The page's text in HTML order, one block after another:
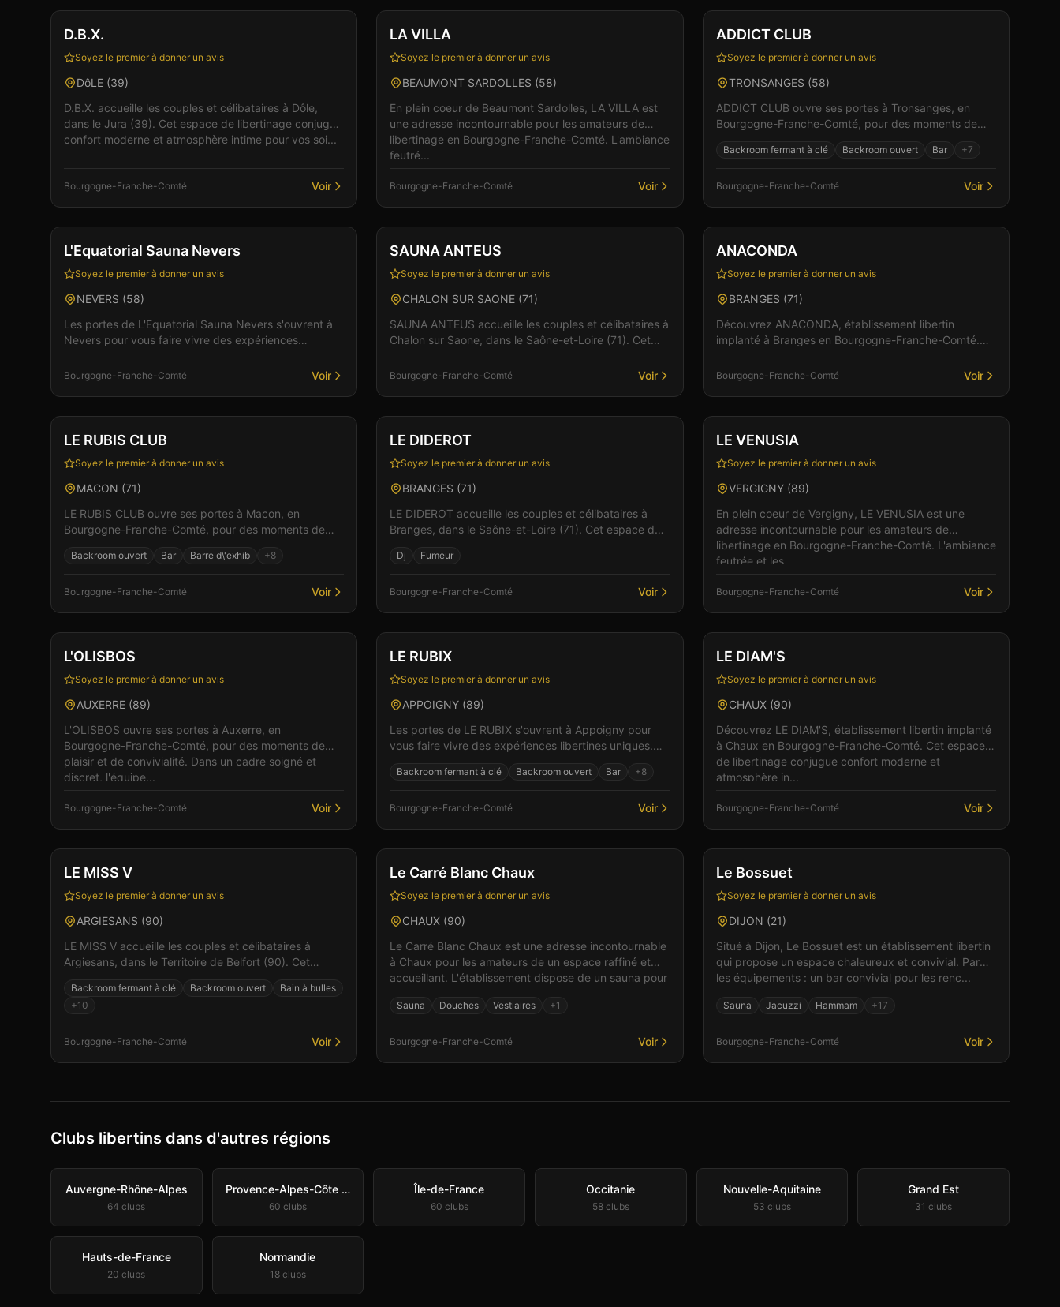
D.B.X.
Soyez le premier à donner un avis
DôLE (39)
D.B.X. accueille les couples et célibataires à Dôle,
dans le Jura (39). Cet espace de libertinage conjugue
confort moderne et atmosphère intime pour vos soi...
Bourgogne-Franche-Comté Voir
LA VILLA
Soyez le premier à donner un avis
BEAUMONT SARDOLLES (58)
En plein coeur de Beaumont Sardolles, LA VILLA est
une adresse incontournable pour les amateurs de
libertinage en Bourgogne-Franche-Comté. L'ambiance
feutré...
Bourgogne-Franche-Comté Voir
ADDICT CLUB
Soyez le premier à donner un avis
TRONSANGES (58)
ADDICT CLUB ouvre ses portes à Tronsanges, en
Bourgogne-Franche-Comté, pour des moments de
discret, l'éq...
Backroom fermant à clé Backroom ouvert Bar +7
Bourgogne-Franche-Comté Voir
Club Sauna +3
L'Equatorial Sauna Nevers
Soyez le premier à donner un avis
NEVERS (58)
Les portes de L'Equatorial Sauna Nevers s'ouvrent à
Nevers pour vous faire vivre des expériences
son am...
Bourgogne-Franche-Comté Voir
Club Sauna
SAUNA ANTEUS
Soyez le premier à donner un avis
CHALON SUR SAONE (71)
SAUNA ANTEUS accueille les couples et célibataires à
Chalon sur Saone, dans le Saône-et-Loire (71). Cet
at...
Bourgogne-Franche-Comté Voir
Club Sauna +3
ANACONDA
Soyez le premier à donner un avis
BRANGES (71)
Découvrez ANACONDA, établissement libertin
implanté à Branges en Bourgogne-Franche-Comté.
et atmosphère i...
Bourgogne-Franche-Comté Voir
Club Sauna +3
LE RUBIS CLUB
Soyez le premier à donner un avis
MACON (71)
LE RUBIS CLUB ouvre ses portes à Macon, en
Bourgogne-Franche-Comté, pour des moments de
et l'intim...
Backroom ouvert Bar Barre d\'exhib +8
Bourgogne-Franche-Comté Voir
Club Sauna +1
LE DIDEROT
Soyez le premier à donner un avis
BRANGES (71)
LE DIDEROT accueille les couples et célibataires à
Branges, dans le Saône-et-Loire (71). Cet espace de
in...
Dj Fumeur
Bourgogne-Franche-Comté Voir
Club Restaurant +2
LE VENUSIA
Soyez le premier à donner un avis
VERGIGNY(89)
En plein coeur de Vergigny, LE VENUSIA est une
adresse incontournable pour les amateurs de
libertinage en Bourgogne-Franche-Comté. L'ambiance
feutrée et les...
Bourgogne-Franche-Comté Voir
Club
L'OLISBOS
Soyez le premier à donner un avis
AUXERRE (89)
L'OLISBOS ouvre ses portes à Auxerre, en
Bourgogne-Franche-Comté, pour des moments de
plaisir et de convivialité. Dans un cadre soigné et
discret, l'équipe...
Bourgogne-Franche-Comté Voir
Club Bar +1
LE RUBIX
Soyez le premier à donner un avis
APPOIGNY (89)
Les portes de LE RUBIX s'ouvrent à Appoigny pour
vous faire vivre des expériences libertines uniques.
foi...
Backroom fermant à clé Backroom ouvert Bar +8
Bourgogne-Franche-Comté Voir
Club Sauna +1
LE DIAM'S
Soyez le premier à donner un avis
CHAUX(90)
Découvrez LE DIAM'S, établissement libertin implanté
à Chaux en Bourgogne-Franche-Comté. Cet espace
de libertinage conjugue confort moderne et
atmosphère in...
Bourgogne-Franche-Comté Voir
Club Sauna +5
LE MISS V
Soyez le premier à donner un avis
ARGIESANS (90)
LE MISS V accueille les couples et célibataires à
Argiesans, dans le Territoire de Belfort (90). Cet
atmos...
Backroom fermant à clé Backroom ouvert
Bain à bulles
+10
Bourgogne-Franche-Comté Voir
Club Sauna
Le Carré Blanc Chaux
Soyez le premier à donner un avis
CHAUX (90)
Le Carré Blanc Chaux est une adresse incontournable
à Chaux pour les amateurs de un espace raffiné et
accueillant. L'établissement dispose de un sauna pour
Sauna Douches Vestiaires +1
Bourgogne-Franche-Comté Voir
Bar Club +6
Le Bossuet
Soyez le premier à donner un avis
DIJON (21)
Situé à Dijon, Le Bossuet est un établissement libertin
qui propose un espace chaleureux et convivial. Parmi
les équipements : un bar convivial pour les renc...
Sauna Jacuzzi Hammam +17
Bourgogne-Franche-Comté Voir
Clubs libertins dans d'autres régions
Auvergne-Rhône-Alpes
64 clubs
Provence-Alpes-Côte d'Azur
60 clubs
Île-de-France
60 clubs
Occitanie
58clubs
Nouvelle-Aquitaine
53 clubs
Grand Est
31 clubs
Hauts-de-France
20 clubs
Normandie
18clubs